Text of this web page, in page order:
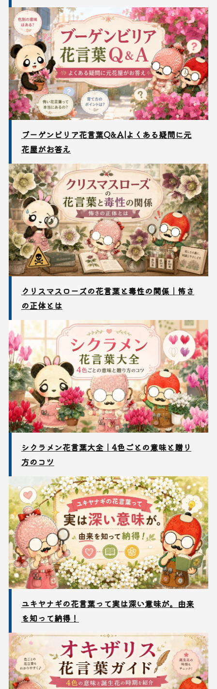
ブーゲンビリア花言葉Q&A|よくある疑問に元
花屋がお答え
クリスマスローズの花言葉と毒性の関係｜怖さ
の正体とは
シクラメン花言葉大全｜4色ごとの意味と贈り
方のコツ
ユキヤナギの花言葉って実は深い意味が。由来
を知って納得！